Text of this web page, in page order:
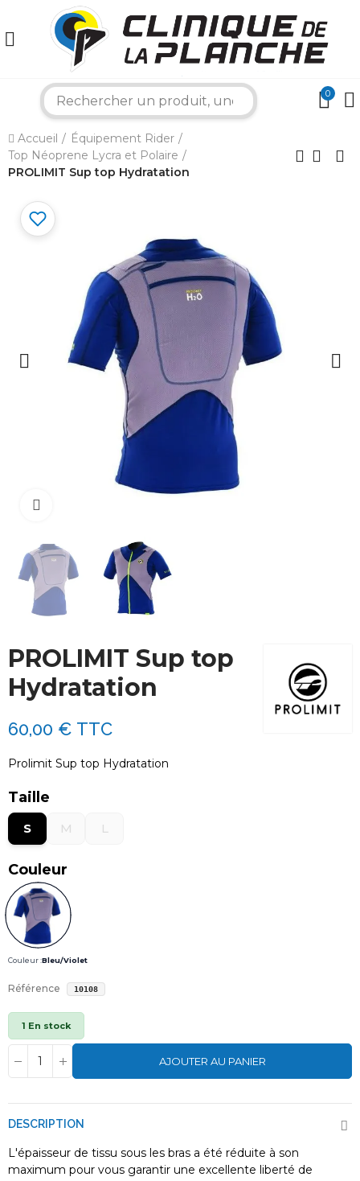
0
Accueil
Équipement Rider
Top Néoprene Lycra et Polaire
PROLIMIT Sup top Hydratation
PROLIMIT Sup top
Hydratation
60,00 € TTC
Prolimit Sup top Hydratation
Taille
S M L
Couleur
Couleur :Bleu/Violet
Référence 10108
1 En stock
AJOUTER AU PANIER
DESCRIPTION
L'épaisseur de tissu sous les bras a été réduite à son
maximum pour vous garantir une excellente liberté de
×
Bonjour ! Je suis votre expert nautique.
Comment puis-je vous aider aujourd'hui ?